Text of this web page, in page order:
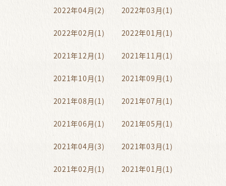
2022年04月(2) 2022年03月(1)
2022年02月(1) 2022年01月(1)
2021年12月(1) 2021年11月(1)
2021年10月(1) 2021年09月(1)
2021年08月(1) 2021年07月(1)
2021年06月(1) 2021年05月(1)
2021年04月(3) 2021年03月(1)
2021年02月(1) 2021年01月(1)